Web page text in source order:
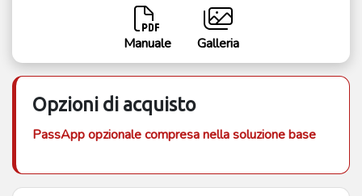
Manuale Galleria
Opzioni di acquisto
PassApp opzionale compresa nella soluzione base